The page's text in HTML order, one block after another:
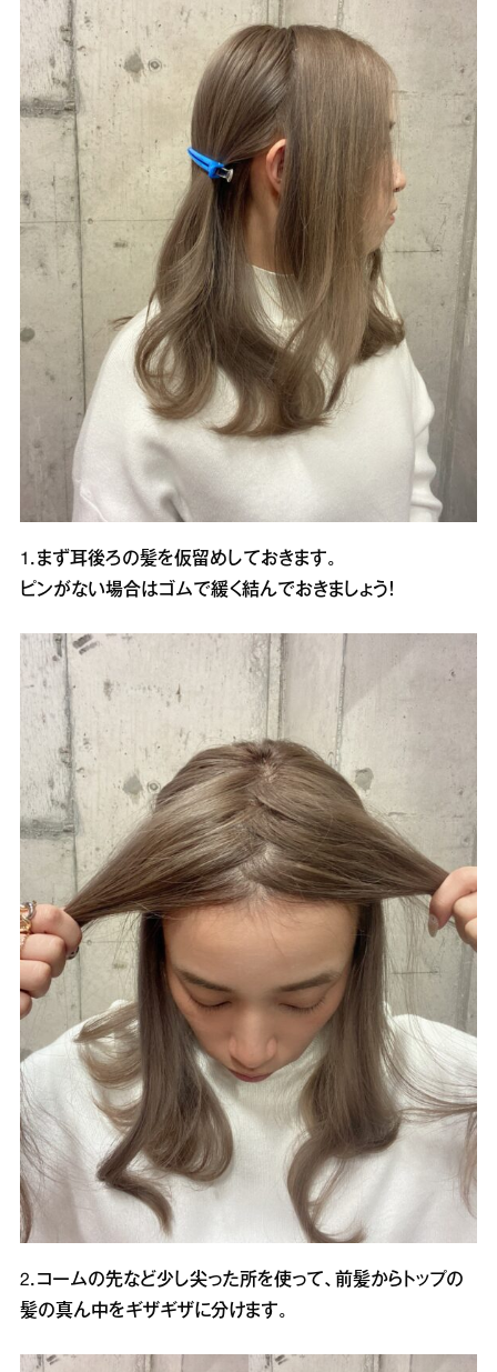
1．まず耳後ろの髪を仮留めしておきます。
ピンがない場合はゴムで緩く結んでおきましょう！
2．コームの先など少し尖った所を使って、前髪からトップの
髪の真ん中をギザギザに分けます。